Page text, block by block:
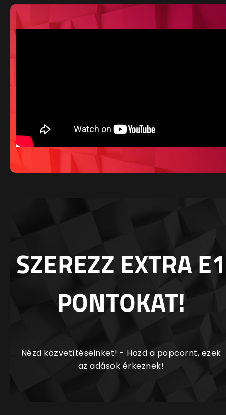
SZEREZZ EXTRA E1
PONTOKAT!
Nézd közvetítéseinket! - Hozd a popcornt, ezek
az adások érkeznek!